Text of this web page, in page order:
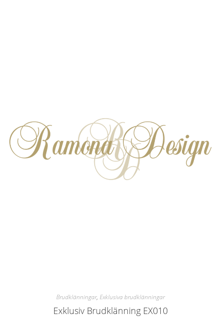
Brudklänningar, Exklusiva brudklänningar
Exklusiv Brudklänning EX010